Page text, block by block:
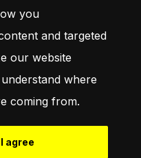
you
and targeted
our website
where
coming from.
I agree
S'Abonner